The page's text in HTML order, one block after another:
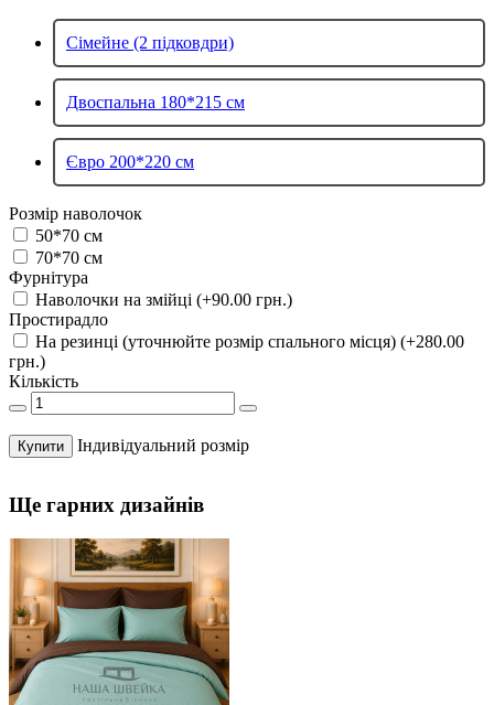
Сімейне (2 підковдри)
Двоспальна 180*215 см
Євро 200*220 см
Розмір наволочок
50*70 см
70*70 см
Фурнітура
Наволочки на змійці (+90.00 грн.)
Простирадло
На резинці (уточнюйте розмір спального місця) (+280.00
грн.)
Кількість
Купити Індивідуальний розмір
Ще гарних дизайнів